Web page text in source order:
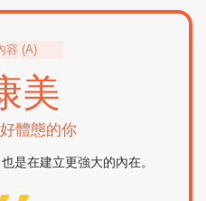
容 (A)
美
體態的你
是在建立更強大的內在。